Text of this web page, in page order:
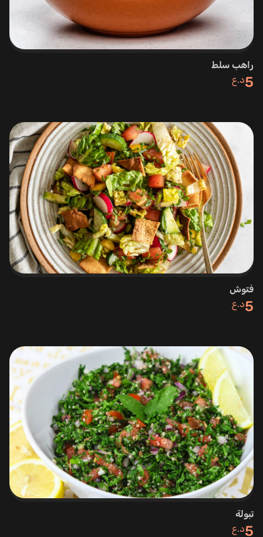
راهب سلط
5د.ع
فتوش
5د.ع
تبولة
5د.ع